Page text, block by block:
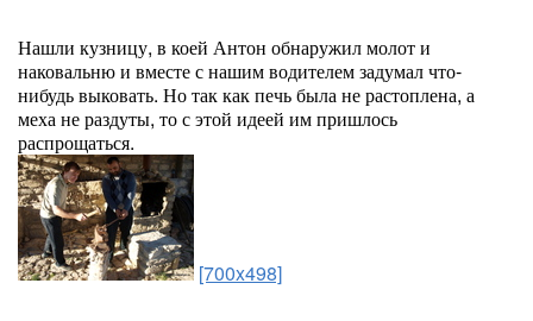
Нашли кузницу, в коей Антон обнаружил молот и
наковальню и вместе с нашим водителем задумал что-
нибудь выковать. Но так как печь была не растоплена, а
меха не раздуты, то с этой идеей им пришлось
распрощаться.
[700x498]